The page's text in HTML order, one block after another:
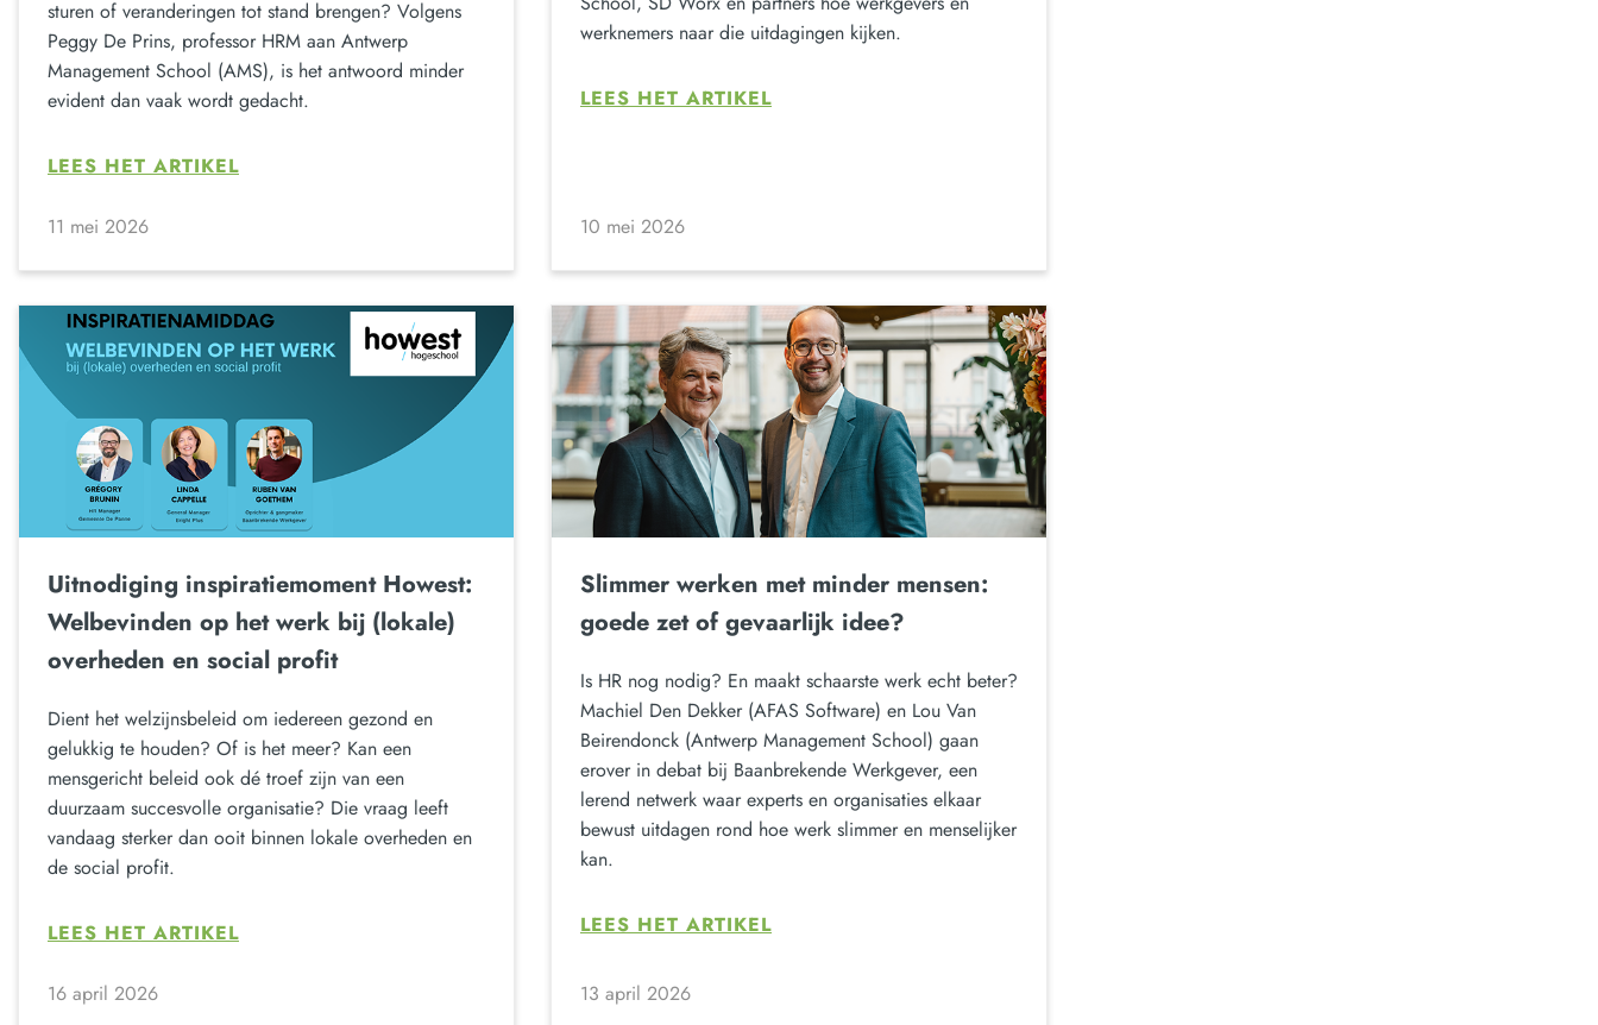
sturen of veranderingen tot stand brengen? Volgens
Peggy De Prins, professor HRM aan Antwerp
Management School (AMS), is het antwoord minder
evident dan vaak wordt gedacht.
LEES HET ARTIKEL
11 mei 2026
werknemers naar die uitdagingen kijken.
LEES HET ARTIKEL
10 mei 2026
Uitnodiging inspiratiemoment Howest:
Welbevinden op het werk bij (lokale)
overheden en social profit
Dient het welzijnsbeleid om iedereen gezond en
gelukkig te houden? Of is het meer? Kan een
mensgericht beleid ook dé troef zijn van een
duurzaam succesvolle organisatie? Die vraag leeft
vandaag sterker dan ooit binnen lokale overheden en
de social profit.
LEES HET ARTIKEL
16 april 2026
Slimmer werken met minder mensen:
goede zet of gevaarlijk idee?
Is HR nog nodig? En maakt schaarste werk echt beter?
Machiel Den Dekker (AFAS Software) en Lou Van
Beirendonck (Antwerp Management School) gaan
erover in debat bij Baanbrekende Werkgever, een
lerend netwerk waar experts en organisaties elkaar
bewust uitdagen rond hoe werk slimmer en menselijker
kan.
LEES HET ARTIKEL
13 april 2026